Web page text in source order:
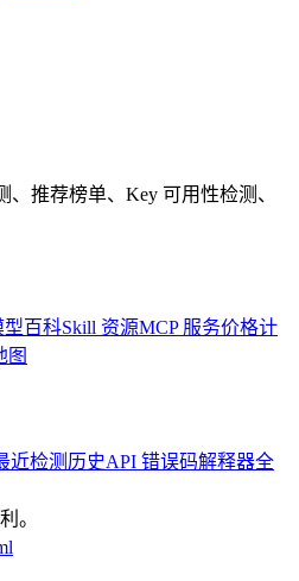
推荐榜单、Key 可用性检测、
型百科Skill 资源MCP 服务价格计
图
近检测历史API 错误码解释器全
。